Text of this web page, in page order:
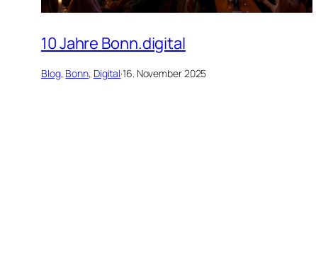
10 Jahre Bonn.digital
Blog, Bonn, Digital·16. November 2025